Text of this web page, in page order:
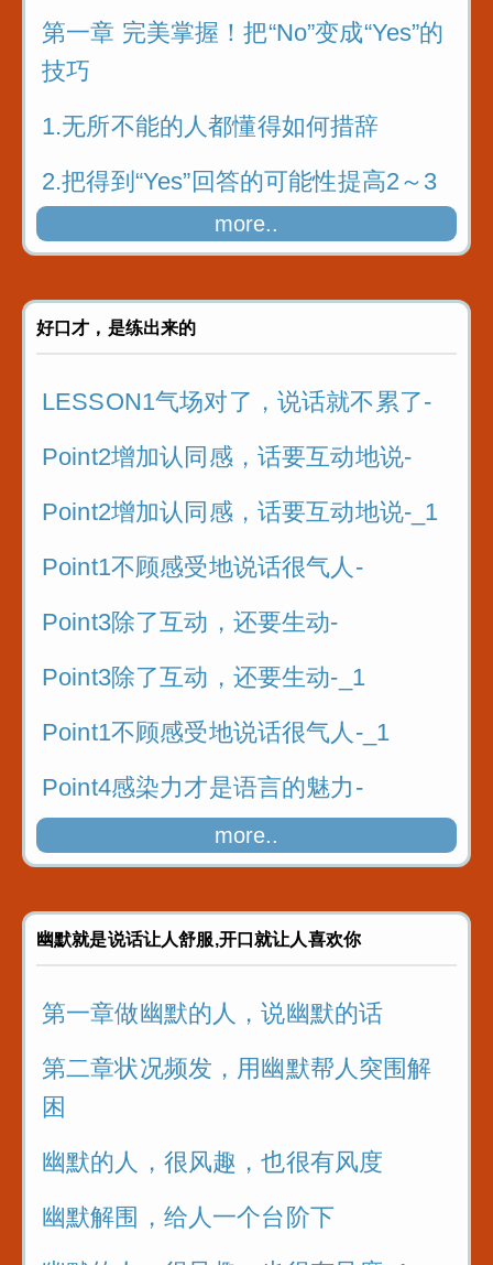
第一章 完美掌握！把“No”变成“Yes”的
技巧
1.无所不能的人都懂得如何措辞
2.把得到“Yes”回答的可能性提高2～3
4.复习！3个步骤
5.阅读实践故事的关键
5.阅读实践故事的关键_1
more..
好口才，是练出来的
LESSON1气场对了，说话就不累了-
Point2增加认同感，话要互动地说-
Point2增加认同感，话要互动地说-_1
Point1不顾感受地说话很气人-
Point3除了互动，还要生动-
Point3除了互动，还要生动-_1
Point1不顾感受地说话很气人-_1
Point4感染力才是语言的魅力-
Point4感染力才是语言的魅力-_1
more..
幽默就是说话让人舒服,开口就让人喜欢你
第一章做幽默的人，说幽默的话
第二章状况频发，用幽默帮人突围解
困
幽默的人，很风趣，也很有风度
幽默解围，给人一个台阶下